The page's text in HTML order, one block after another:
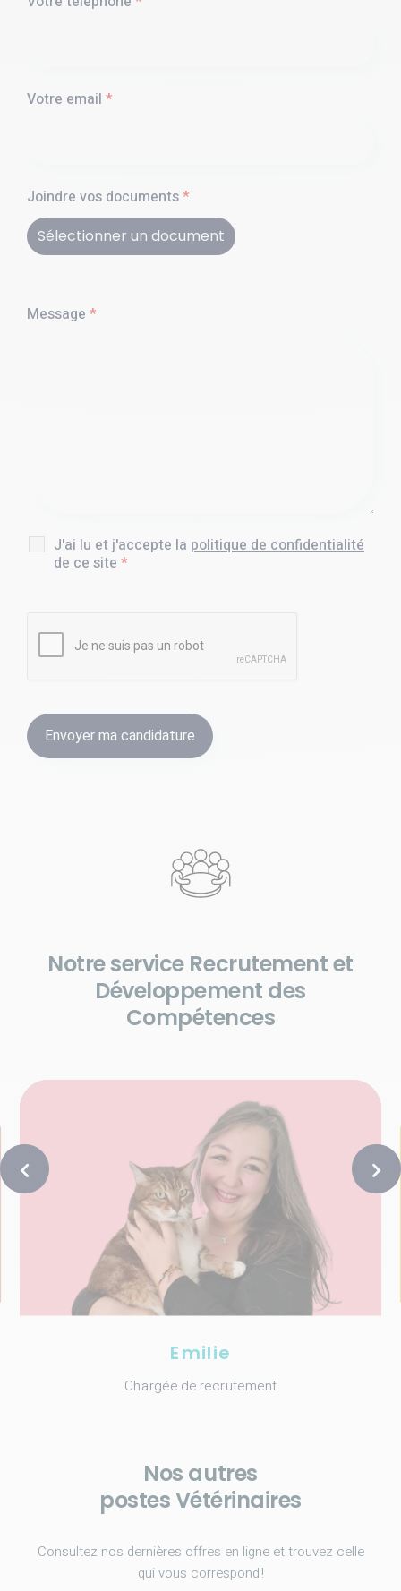
Votre email *
Joindre vos documents*
Sélectionner un document
Message *
J'ai lu et j'accepte la politique de confidentialité
de ce site *
Notre service Recrutement et
Développement des
Compétences
Emilie
Chargée de recrutement
Nos autres
postes Vétérinaires
Consultez nos dernières offres en ligne et trouvez celle
qui vous correspond !